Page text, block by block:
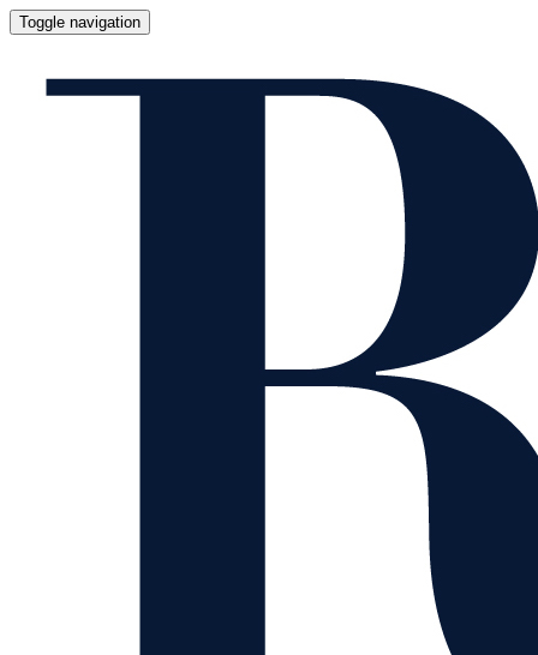
Toggle navigation